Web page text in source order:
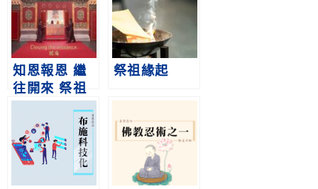
知恩報恩 繼
往開來 祭祖
祭祖緣起